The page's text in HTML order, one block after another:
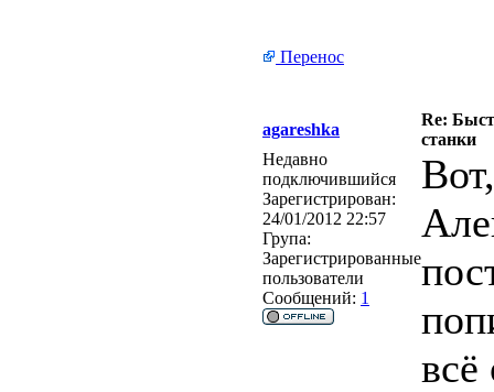
Перенос
agareshka
Re:
станки
Недавно
подключившийся
Зарегистрирован:
24/01/2012 22:57
Група:
Зарегистрированные
пользователи
Сообщений: 1
всё